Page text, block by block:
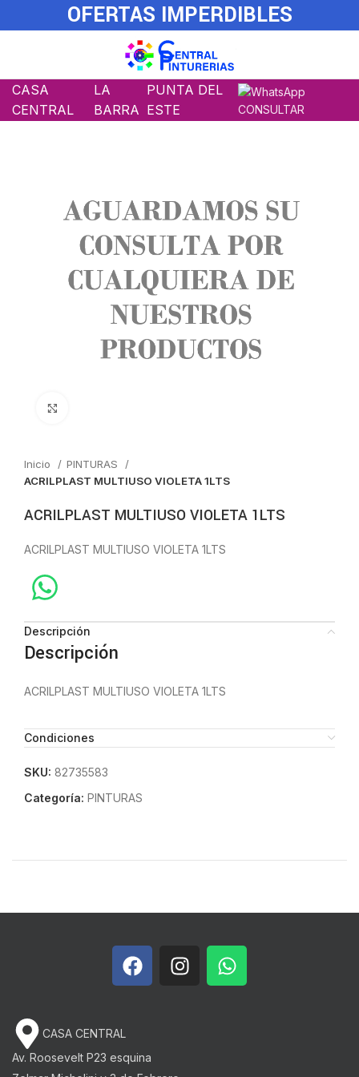
OFERTAS IMPERDIBLES
CASA
CENTRAL
LA
BARRA
PUNTA DEL
ESTE
CONSULTAR
Inicio
PINTURAS
ACRILPLAST MULTIUSO VIOLETA 1LTS
ACRILPLAST MULTIUSO VIOLETA 1LTS
ACRILPLAST MULTIUSO VIOLETA 1LTS
Descripción
Descripción
ACRILPLAST MULTIUSO VIOLETA 1LTS
Condiciones
SKU: 82735583
Categoría: PINTURAS
CASA CENTRAL
Av. Roosevelt P23 esquina